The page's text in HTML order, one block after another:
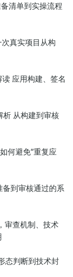
清单到实操流程
真实项目从构
应用构建、签名
从构建到审核
何避免“重复应
备到审核通过的系
审查机制、技术
态判断到技术封